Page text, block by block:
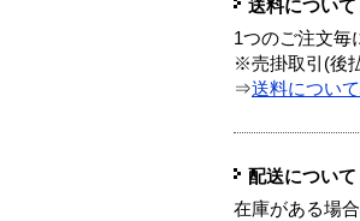
送料について
1つのご注文毎
※売掛取引(後
⇒送料につい
配送について
在庫がある場